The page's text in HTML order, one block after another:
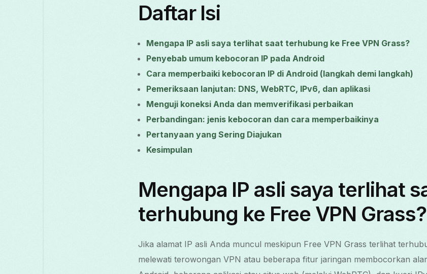
Daftar Isi
Mengapa IP asli saya terlihat saat terhubung ke Free VPN Grass?
Penyebab umum kebocoran IP pada Android
Cara memperbaiki kebocoran IP di Android (langkah demi langkah)
Pemeriksaan lanjutan: DNS, WebRTC, IPv6, dan aplikasi
Menguji koneksi Anda dan memverifikasi perbaikan
Perbandingan: jenis kebocoran dan cara memperbaikinya
Pertanyaan yang Sering Diajukan
Kesimpulan
Mengapa IP asli saya terlihat
terhubung ke Free VPN Grass?
Jika alamat IP asli Anda muncul meskipun Free VPN Grass terlihat
melewati terowongan VPN atau beberapa fitur jaringan membocorkan